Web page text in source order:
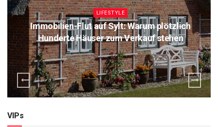
LIFESTYLE
Immobilien-Flut auf Sylt: Warum plötzlich
Hunderte Häuser zum Verkauf stehen
VIPs